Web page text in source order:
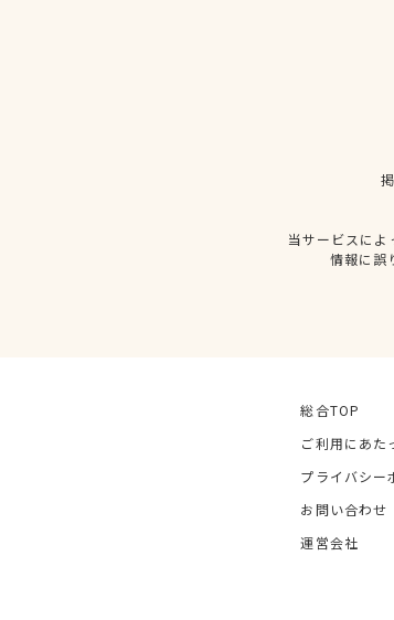
当サービスに
情報に誤
総合TOP
ご利用にあた
プライバシー
お問い合わせ
運営会社